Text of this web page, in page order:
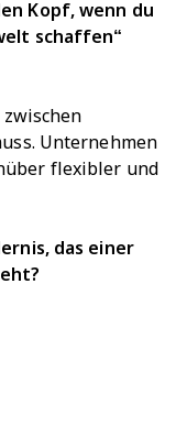
Kopf, wenn du
schaffen“
Unternehmen
flexibler und
das einer